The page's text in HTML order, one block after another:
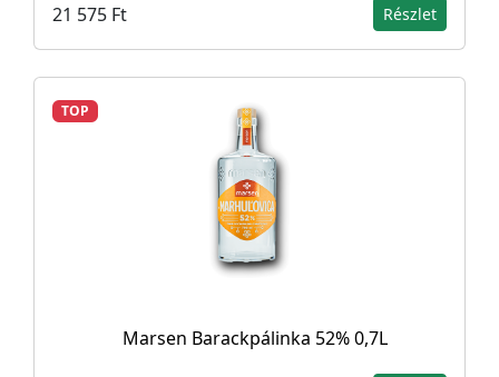
21 575 Ft Részlet
TOP
Marsen Barackpálinka 52% 0,7L